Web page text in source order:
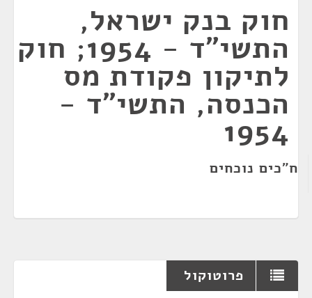
חוק בנק ישראל,
התשי"ד - 1954; חוק
לתיקון פקודת מס
הכנסה, התשי"ד -
1954
ח"כים נוכחים
פרוטוקול